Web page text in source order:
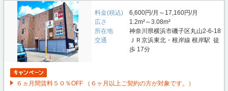
料金(税込)
6,600円/月～17,160円/月
広さ
1.2m²～3.08m²
所在地
神奈川県横浜市磯子区丸山2-6-18
交通
ＪＲ京浜東北・根岸線 根岸駅 徒
歩 17分
６ヵ月間賃料５０％OFF （６ヶ月以上ご契約の方が対象です。）